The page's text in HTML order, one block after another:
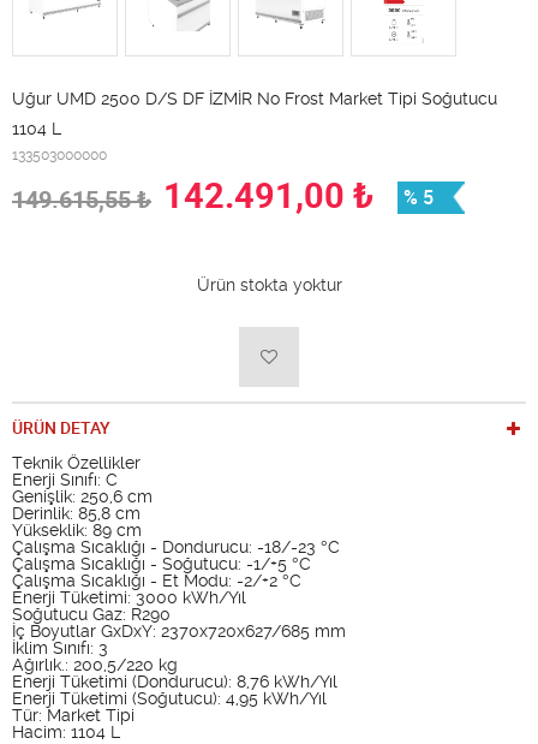
Uğur UMD 2500 D/S DF İZMİR No Frost Market Tipi Soğutucu
1104 L
133503000000
149.615,55₺ 142.491,00 ₺ % 5
Ürün stokta yoktur
ÜRÜN DETAY
Teknik Özellikler
Enerji Sınıfı: C
Genişlik: 250,6 cm
Derinlik: 85,8 cm
Yükseklik: 89 cm
Çalışma Sıcaklığı - Dondurucu: -18/-23 °C
Çalışma Sıcaklığı - Soğutucu: -1/+5 °C
Çalışma Sıcaklığı - Et Modu: -2/+2 °C
Enerji Tüketimi: 3000 kWh/Yıl
Soğutucu Gaz: R290
İç Boyutlar GxDxY: 2370x720x627/685 mm
İklim Sınıfı: 3
Ağırlık.: 200,5/220 kg
Enerji Tüketimi (Dondurucu): 8,76 kWh/Yıl
Enerji Tüketimi (Soğutucu): 4,95 kWh/Yıl
Tür: Market Tipi
Hacim: 1104 L